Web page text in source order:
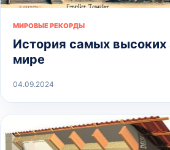
МИРОВЫЕ РЕКОРДЫ
История самых высоких
мире
04.09.2024